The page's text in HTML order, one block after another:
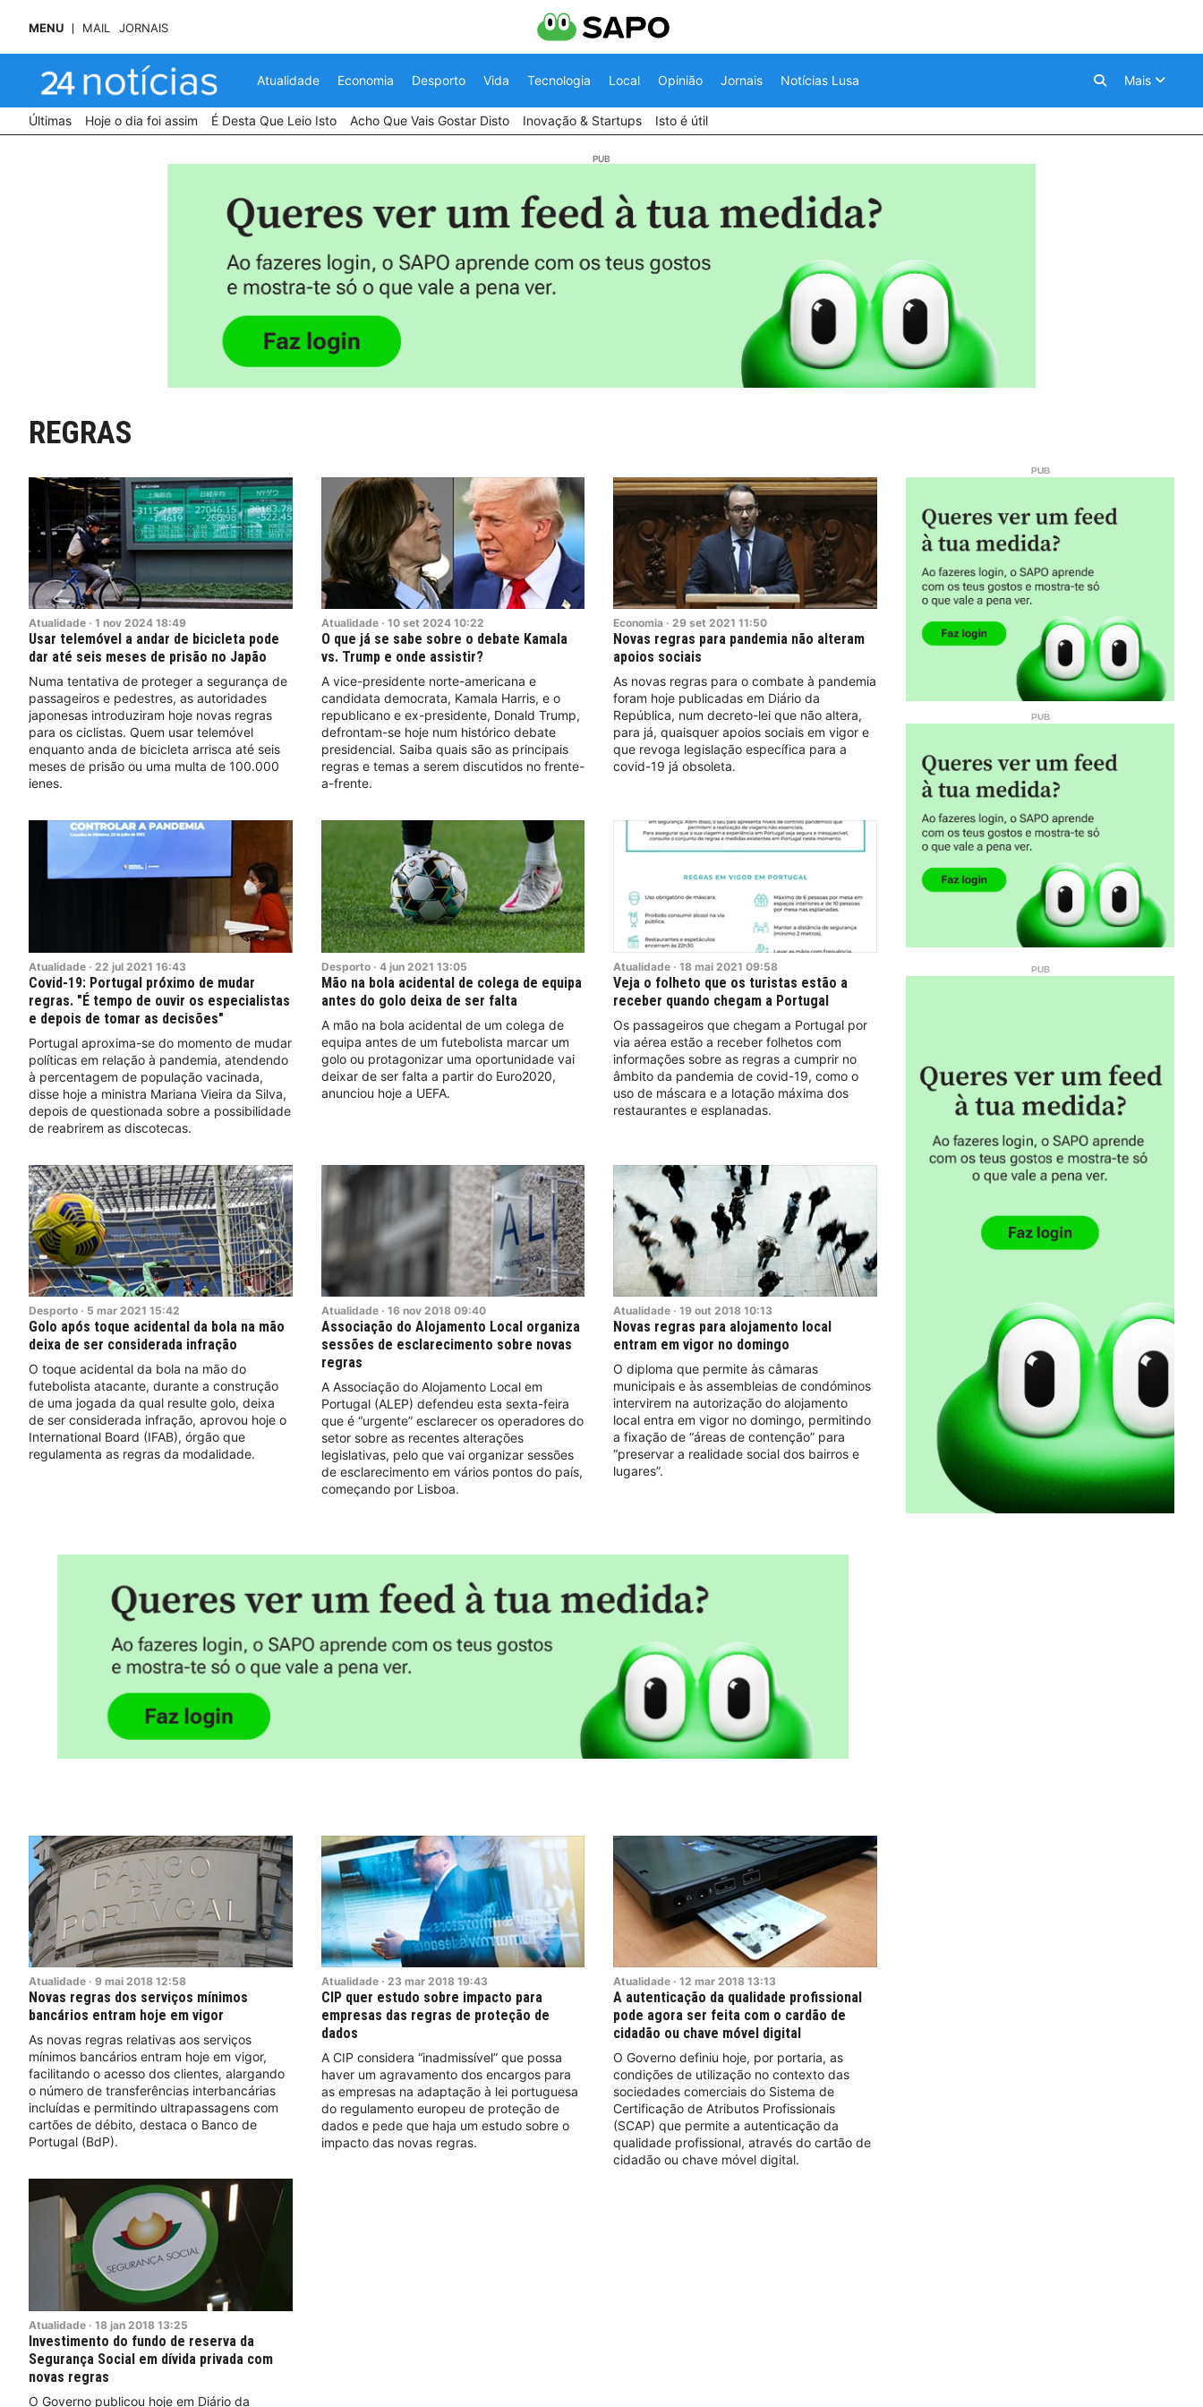
MENU MAIL JORNAIS
Atualidade Economia Desporto Vida Tecnologia Local Opinião Jornais Notícias Lusa Mais
Últimas Hoje o dia foi assim É Desta Que Leio Isto Acho Que Vais Gostar Disto Inovação & Startups Isto é útil
REGRAS
Atualidade · 1 nov 2024 18:49
Usar telemóvel a andar de bicicleta pode
dar até seis meses de prisão no Japão
Numa tentativa de proteger a segurança de
passageiros e pedestres, as autoridades
japonesas introduziram hoje novas regras
para os ciclistas. Quem usar telemóvel
enquanto anda de bicicleta arrisca até seis
meses de prisão ou uma multa de 100.000
ienes.
Atualidade · 10 set 2024 10:22
O que já se sabe sobre o debate Kamala
vs. Trump e onde assistir?
A vice-presidente norte-americana e
candidata democrata, Kamala Harris, e o
republicano e ex-presidente, Donald Trump,
defrontam-se hoje num histórico debate
presidencial. Saiba quais são as principais
regras e temas a serem discutidos no frente-
a-frente.
Economia · 29 set 2021 11:50
Novas regras para pandemia não alteram
apoios sociais
As novas regras para o combate à pandemia
foram hoje publicadas em Diário da
República, num decreto-lei que não altera,
para já, quaisquer apoios sociais em vigor e
que revoga legislação específica para a
covid-19 já obsoleta.
Atualidade · 22 jul 2021 16:43
Covid-19: Portugal próximo de mudar
regras. "É tempo de ouvir os especialistas
e depois de tomar as decisões"
Portugal aproxima-se do momento de mudar
políticas em relação à pandemia, atendendo
à percentagem de população vacinada,
disse hoje a ministra Mariana Vieira da Silva,
depois de questionada sobre a possibilidade
de reabrirem as discotecas.
Desporto · 4 jun 2021 13:05
Mão na bola acidental de colega de equipa
antes do golo deixa de ser falta
A mão na bola acidental de um colega de
equipa antes de um futebolista marcar um
golo ou protagonizar uma oportunidade vai
deixar de ser falta a partir do Euro2020,
anunciou hoje a UEFA.
Atualidade · 18 mai 2021 09:58
Veja o folheto que os turistas estão a
receber quando chegam a Portugal
Os passageiros que chegam a Portugal por
via aérea estão a receber folhetos com
informações sobre as regras a cumprir no
âmbito da pandemia de covid-19, como o
uso de máscara e a lotação máxima dos
restaurantes e esplanadas.
Desporto · 5 mar 2021 15:42
Golo após toque acidental da bola na mão
deixa de ser considerada infração
O toque acidental da bola na mão do
futebolista atacante, durante a construção
de uma jogada da qual resulte golo, deixa
de ser considerada infração, aprovou hoje o
International Board (IFAB), órgão que
regulamenta as regras da modalidade.
Atualidade · 16 nov 2018 09:40
Associação do Alojamento Local organiza
sessões de esclarecimento sobre novas
regras
A Associação do Alojamento Local em
Portugal (ALEP) defendeu esta sexta-feira
que é “urgente” esclarecer os operadores do
setor sobre as recentes alterações
legislativas, pelo que vai organizar sessões
de esclarecimento em vários pontos do país,
começando por Lisboa.
Atualidade · 19 out 2018 10:13
Novas regras para alojamento local
entram em vigor no domingo
O diploma que permite às câmaras
municipais e às assembleias de condóminos
intervirem na autorização do alojamento
local entra em vigor no domingo, permitindo
a fixação de “áreas de contenção” para
“preservar a realidade social dos bairros e
lugares”.
Atualidade · 9 mai 2018 12:58
Novas regras dos serviços mínimos
bancários entram hoje em vigor
As novas regras relativas aos serviços
mínimos bancários entram hoje em vigor,
facilitando o acesso dos clientes, alargando
o número de transferências interbancárias
incluídas e permitindo ultrapassagens com
cartões de débito, destaca o Banco de
Portugal (BdP).
Atualidade · 23 mar 2018 19:43
CIP quer estudo sobre impacto para
empresas das regras de proteção de
dados
A CIP considera “inadmissível” que possa
haver um agravamento dos encargos para
as empresas na adaptação à lei portuguesa
do regulamento europeu de proteção de
dados e pede que haja um estudo sobre o
impacto das novas regras.
Atualidade · 12 mar 2018 13:13
A autenticação da qualidade profissional
pode agora ser feita com o cardão de
cidadão ou chave móvel digital
O Governo definiu hoje, por portaria, as
condições de utilização no contexto das
sociedades comerciais do Sistema de
Certificação de Atributos Profissionais
(SCAP) que permite a autenticação da
qualidade profissional, através do cartão de
cidadão ou chave móvel digital.
Atualidade · 18 jan 2018 13:25
Investimento do fundo de reserva da
Segurança Social em dívida privada com
novas regras
O Governo publicou hoje em Diário da